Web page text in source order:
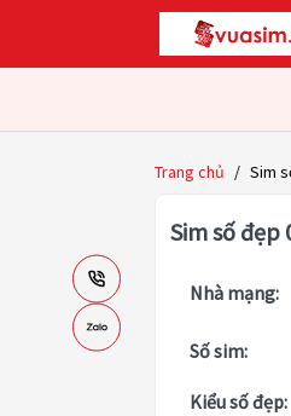
Trang chủ / Sim
Sim số đẹp
Nhà mạng:
Số sim:
Kiểu số đẹp: